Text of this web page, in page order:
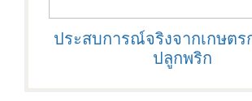
ประสบการณ์จริงจากเกษตร
ปลูกพริก